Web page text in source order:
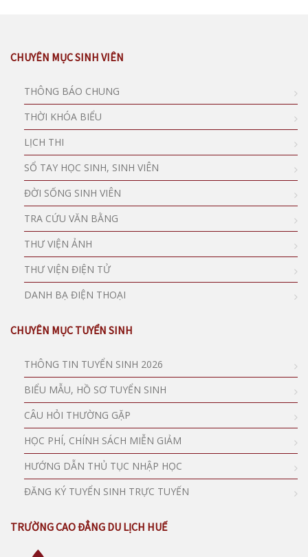
CHUYÊN MỤC SINH VIÊN
THÔNG BÁO CHUNG
THỜI KHÓA BIỂU
LỊCH THI
SỔ TAY HỌC SINH, SINH VIÊN
ĐỜI SỐNG SINH VIÊN
TRA CỨU VĂN BẰNG
THƯ VIỆN ẢNH
THƯ VIỆN ĐIỆN TỬ
DANH BẠ ĐIỆN THOẠI
CHUYÊN MỤC TUYỂN SINH
THÔNG TIN TUYỂN SINH 2026
BIỂU MẪU, HỒ SƠ TUYỂN SINH
CÂU HỎI THƯỜNG GẶP
HỌC PHÍ, CHÍNH SÁCH MIỄN GIẢM
HƯỚNG DẪN THỦ TỤC NHẬP HỌC
ĐĂNG KÝ TUYỂN SINH TRỰC TUYẾN
TRƯỜNG CAO ĐẲNG DU LỊCH HUẾ